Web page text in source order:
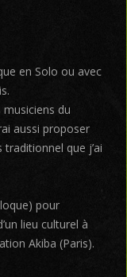
en Solo ou avec
musiciens du
aussi proposer
que j’ai
pour
lieu culturel à
Akiba (Paris).